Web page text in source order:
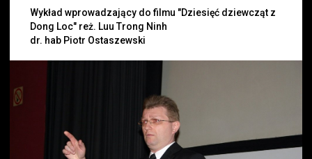
Wykład wprowadzający do filmu "Dziesięć dziewcząt z
Dong Loc" reż. Luu Trong Ninh
dr. hab Piotr Ostaszewski